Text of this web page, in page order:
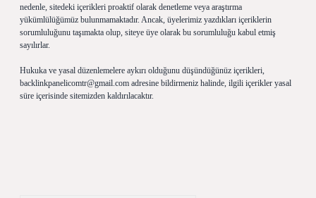
nedenle, sitedeki içerikleri proaktif olarak denetleme veya araştırma
yükümlülüğümüz bulunmamaktadır. Ancak, üyelerimiz yazdıkları içeriklerin
sorumluluğunu taşımakta olup, siteye üye olarak bu sorumluluğu kabul etmiş
sayılırlar.
Hukuka ve yasal düzenlemelere aykırı olduğunu düşündüğünüz içerikleri,
backlinkpanelicomtr@gmail.com adresine bildirmeniz halinde, ilgili içerikler yasal
süre içerisinde sitemizden kaldırılacaktır.